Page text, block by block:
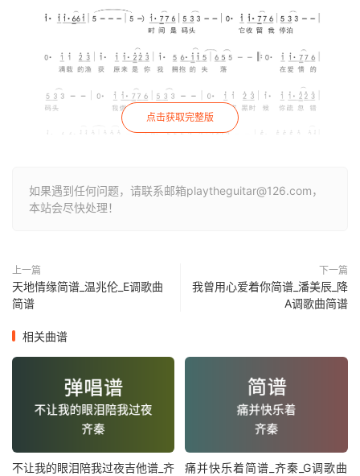
点击获取完整版
如果遇到任何问题，请联系邮箱playtheguitar@126.com，
本站会尽快处理！
上一篇
天地情缘简谱_温兆伦_E调歌曲
简谱
下一篇
我曾用心爱着你简谱_潘美辰_降
A调歌曲简谱
相关曲谱
不让我的眼泪陪我过夜吉他谱_齐
痛并快乐着简谱_齐秦_G调歌曲